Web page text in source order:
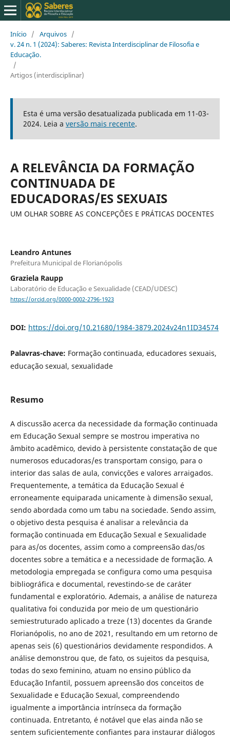
Início / Arquivos /
v. 24 n. 1 (2024): Saberes: Revista Interdisciplinar de Filosofia e
Educação.
/
Artigos (interdisciplinar)
Esta é uma versão desatualizada publicada em 11-03-
2024. Leia a versão mais recente.
A RELEVÂNCIA DA FORMAÇÃO
CONTINUADA DE
EDUCADORAS/ES SEXUAIS
UM OLHAR SOBRE AS CONCEPÇÕES E PRÁTICAS DOCENTES
Leandro Antunes
Prefeitura Municipal de Florianópolis
Graziela Raupp
Laboratório de Educação e Sexualidade (CEAD/UDESC)
https://orcid.org/0000-0002-2796-1923
DOI: https://doi.org/10.21680/1984-3879.2024v24n1ID34574
Palavras-chave: Formação continuada, educadores sexuais,
educação sexual, sexualidade
Resumo
A discussão acerca da necessidade da formação continuada
em Educação Sexual sempre se mostrou imperativa no
âmbito acadêmico, devido à persistente constatação de que
numerosos educadoras/es transportam consigo, para o
interior das salas de aula, convicções e valores arraigados.
Frequentemente, a temática da Educação Sexual é
erroneamente equiparada unicamente à dimensão sexual,
sendo abordada como um tabu na sociedade. Sendo assim,
o objetivo desta pesquisa é analisar a relevância da
formação continuada em Educação Sexual e Sexualidade
para as/os docentes, assim como a compreensão das/os
docentes sobre a temática e a necessidade de formação. A
metodologia empregada se configura como uma pesquisa
bibliográfica e documental, revestindo-se de caráter
fundamental e exploratório. Ademais, a análise de natureza
qualitativa foi conduzida por meio de um questionário
semiestruturado aplicado a treze (13) docentes da Grande
Florianópolis, no ano de 2021, resultando em um retorno de
apenas seis (6) questionários devidamente respondidos. A
análise demonstrou que, de fato, os sujeitos da pesquisa,
todas do sexo feminino, atuam no ensino público da
Educação Infantil, possuem apreensão dos conceitos de
Sexualidade e Educação Sexual, compreendendo
igualmente a importância intrínseca da formação
continuada. Entretanto, é notável que elas ainda não se
sentem suficientemente confiantes para instaurar diálogos